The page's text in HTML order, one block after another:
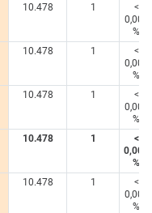
10.478 1
<
0,005
%
10.478 1
<
0,005
%
10.478 1
<
0,005
%
10.478 1
<
0,005
%
10.478 1
<
0,005
%